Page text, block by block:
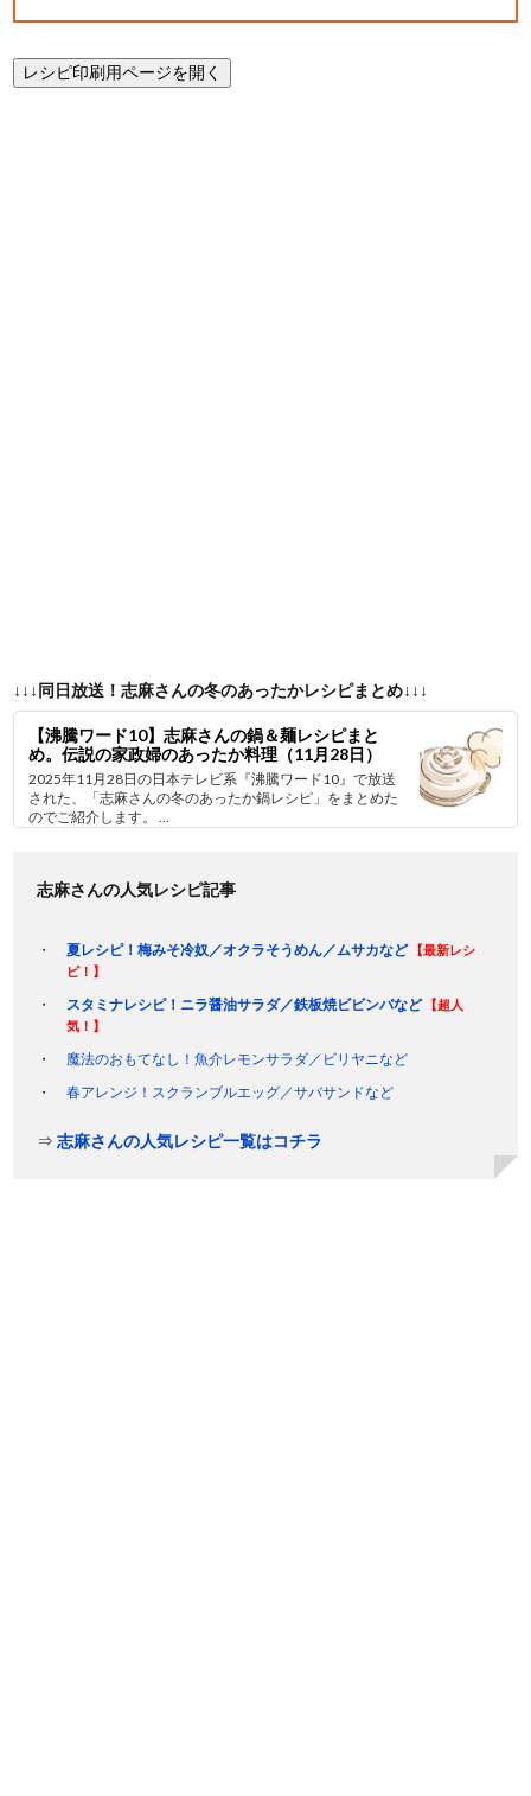
↓↓↓同日放送！志麻さんの冬のあったかレシピまとめ↓↓↓
【沸騰ワード10】志麻さんの鍋＆麺レシピまと
め。伝説の家政婦のあったか料理（11月28日）
2025年11月28日の日本テレビ系『沸騰ワード10』で放送
された、「志麻さんの冬のあったか鍋レシピ」をまとめた
のでご紹介します。 ...
志麻さんの人気レシピ記事
夏レシピ！梅みそ冷奴／オクラそうめん／ムサカなど
【最新レシ
ピ！】
スタミナレシピ！ニラ醤油サラダ／鉄板焼ビビンバなど
【超人
気！】
魔法のおもてなし！魚介レモンサラダ／ビリヤニなど
春アレンジ！スクランブルエッグ／サバサンドなど
⇒志麻さんの人気レシピ一覧はコチラ